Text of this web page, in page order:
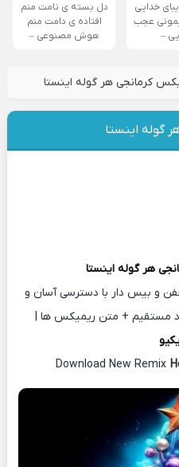
خدایی
عجب
–
دل بسته ی نامت منم
افتاده ی دامت منم
هوش مصنوعی –
کرمانجی هر گوله اینستا
گوله اینستا
هر گوله اینستا
و بیس دار با دسترسی آسان و
مستقیم + متن ریمیکس ها |
Download New Remix